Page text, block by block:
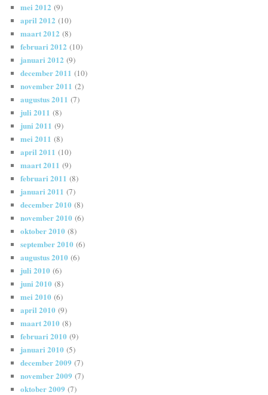
mei 2012 (9)
april 2012 (10)
maart 2012 (8)
februari 2012 (10)
januari 2012 (9)
december 2011 (10)
november 2011 (2)
augustus 2011 (7)
juli 2011 (8)
juni 2011 (9)
mei 2011 (8)
april 2011 (10)
maart 2011 (9)
februari 2011 (8)
januari 2011 (7)
december 2010 (8)
november 2010 (6)
oktober 2010 (8)
september 2010 (6)
augustus 2010 (6)
juli 2010 (6)
juni 2010 (8)
mei 2010 (6)
april 2010 (9)
maart 2010 (8)
februari 2010 (9)
januari 2010 (5)
december 2009 (7)
november 2009 (7)
oktober 2009 (7)